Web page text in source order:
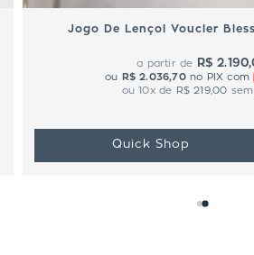
Jogo De Lençol Voucler
a partir de R$
ou R$ 2.036,70 no PIX com
ou10x de R$ 219,00
Quick Shop